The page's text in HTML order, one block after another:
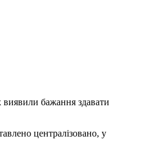
виявили бажання здавати
централізовано, у